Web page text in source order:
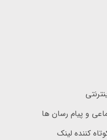
و پیام رسان ها
کننده لینک